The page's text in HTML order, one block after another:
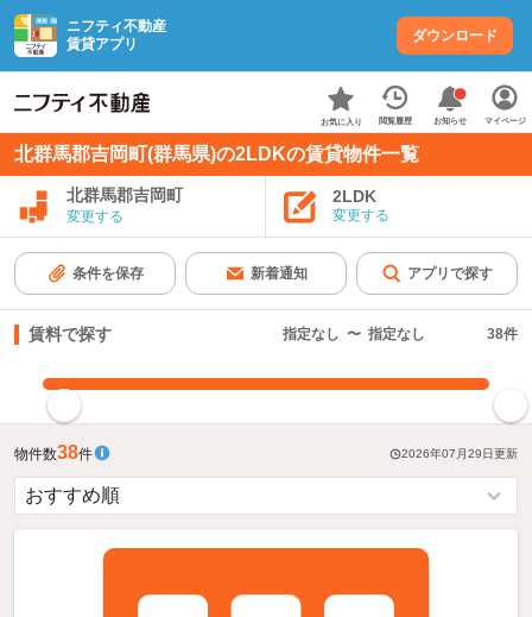
ニフティ不動産
賃貸アプリ
ダウンロード
お気に入り 閲覧履歴 お知らせ マイページ
北群馬郡吉岡町(群馬県)の2LDKの賃貸物件一覧
北群馬郡吉岡町
変更する
2LDK
変更する
条件を保存 新着通知 アプリで探す
賃料で探す 指定なし 〜 指定なし 38件
物件数38件 2026年07月29日更新